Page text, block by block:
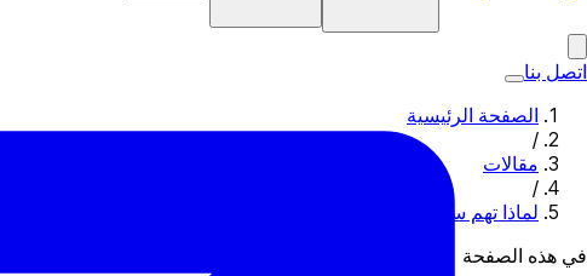
اتصل بنا
الصفحة الرئيسية
/
مقالات
/
لماذا تهم سيولة الفوركس، وكيف تقيسها؟
في هذه الصفحة